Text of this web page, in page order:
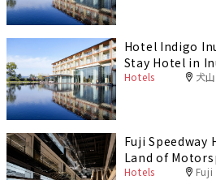
Hotel Indigo
Stay Hotel in
Hotels 犬
Fuji Speedway
Land of
Hotels Fuji